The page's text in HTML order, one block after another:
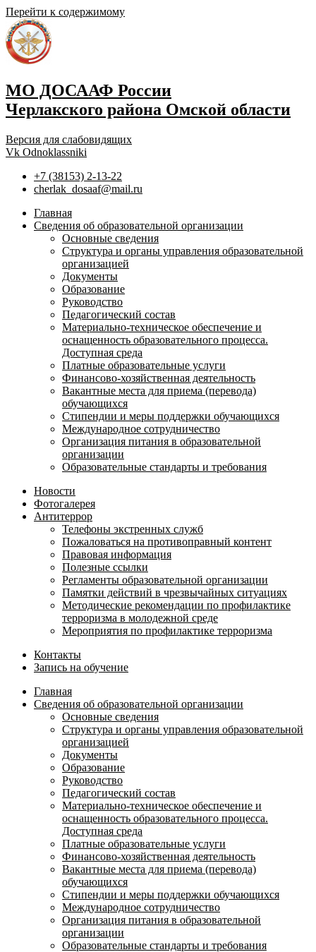
Перейти к содержимому
МО ДОСААФ России
Черлакского района Омской области
Версия для слабовидящих
Vk Odnoklassniki
+7 (38153) 2-13-22
cherlak_dosaaf@mail.ru
Главная
Сведения об образовательной организации
Основные сведения
Структура и органы управления образовательной
организацией
Документы
Образование
Руководство
Педагогический состав
Материально-техническое обеспечение и
оснащенность образовательного процесса.
Доступная среда
Платные образовательные услуги
Финансово-хозяйственная деятельность
Вакантные места для приема (перевода)
обучающихся
Стипендии и меры поддержки обучающихся
Международное сотрудничество
Организация питания в образовательной
организации
Образовательные стандарты и требования
Новости
Фотогалерея
Антитеррор
Телефоны экстренных служб
Пожаловаться на противоправный контент
Правовая информация
Полезные ссылки
Регламенты образовательной организации
Памятки действий в чрезвычайных ситуациях
Методические рекомендации по профилактике
терроризма в молодежной среде
Мероприятия по профилактике терроризма
Контакты
Запись на обучение
Главная
Сведения об образовательной организации
Основные сведения
Структура и органы управления образовательной
организацией
Документы
Образование
Руководство
Педагогический состав
Материально-техническое обеспечение и
оснащенность образовательного процесса.
Доступная среда
Платные образовательные услуги
Финансово-хозяйственная деятельность
Вакантные места для приема (перевода)
обучающихся
Стипендии и меры поддержки обучающихся
Международное сотрудничество
Организация питания в образовательной
организации
Образовательные стандарты и требования